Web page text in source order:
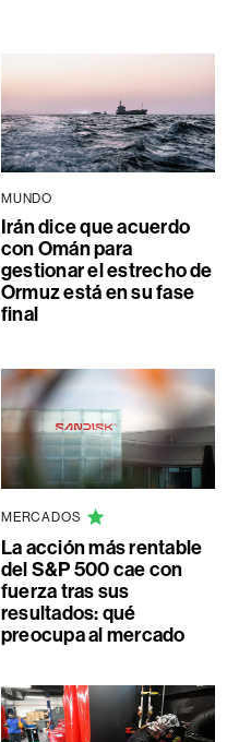
MUNDO
Irán dice que acuerdo
con Omán para
gestionar el estrecho de
Ormuz está en su fase
final
MERCADOS
La acción más rentable
del S&P 500 cae con
fuerza tras sus
resultados: qué
preocupa al mercado